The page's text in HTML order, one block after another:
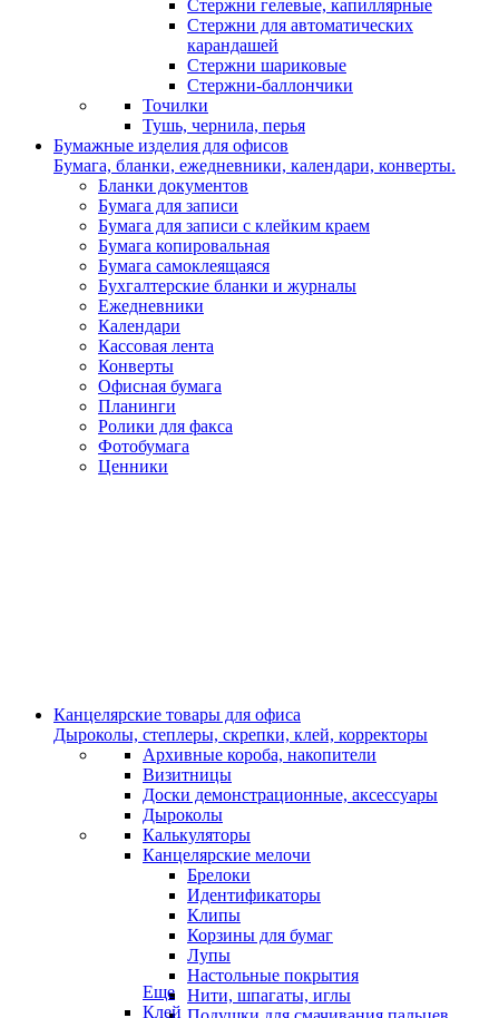
Стержни гелевые, капиллярные
Стержни для автоматических
карандашей
Стержни шариковые
Стержни-баллончики
Точилки
Тушь, чернила, перья
Бумажные изделия для офисов
Бумага, бланки, ежедневники, календари, конверты.
Бланки документов
Бумага для записи
Бумага для записи с клейким краем
Бумага копировальная
Бумага самоклеящаяся
Бухгалтерские бланки и журналы
Ежедневники
Календари
Кассовая лента
Конверты
Офисная бумага
Планинги
Ролики для факса
Фотобумага
Ценники
Канцелярские товары для офиса
Дыроколы, степлеры, скрепки, клей, корректоры
Архивные короба, накопители
Визитницы
Доски демонстрационные, аксессуары
Дыроколы
Калькуляторы
Канцелярские мелочи
Брелоки
Идентификаторы
Клипы
Корзины для бумаг
Лупы
Настольные покрытия
Нити, шпагаты, иглы
Еще
Клей